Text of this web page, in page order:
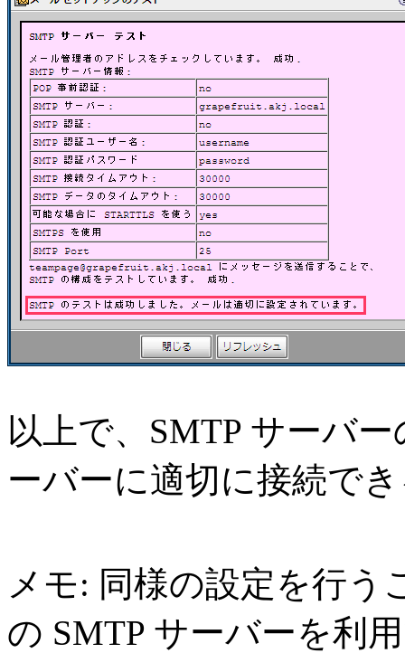
以上で、SMTP サーバ
ーバーに適切に接続で
メモ: 同様の設定を行う
の SMTP サーバーを利